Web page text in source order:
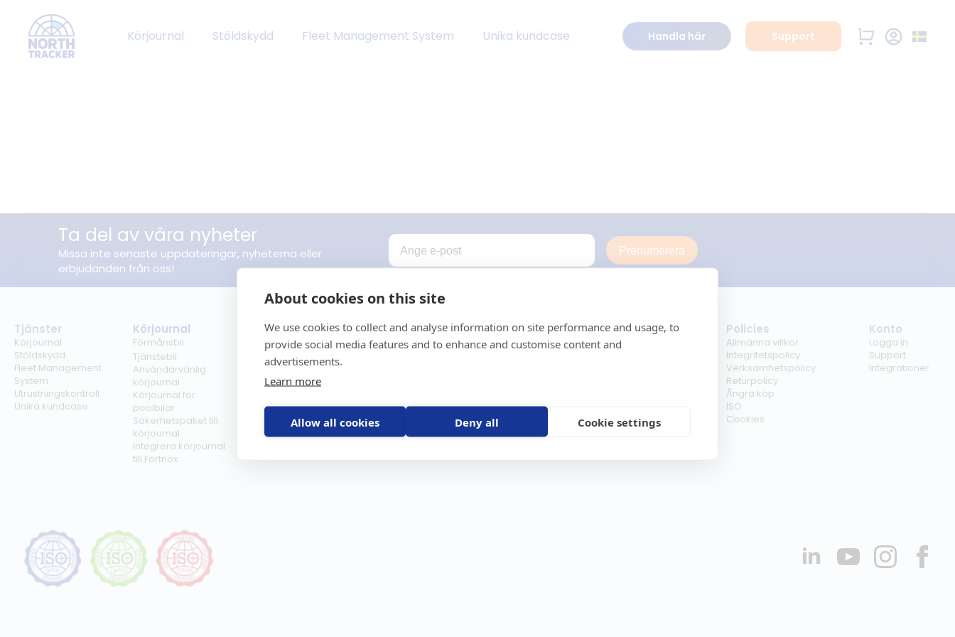
About cookies on this site
We use cookies to collect and analyse information on site performance and usage, to
provide social media features and to enhance and customise content and
advertisements.
Learn more
Allow all cookies Deny all Cookie settings
Körjournal Stöldskydd Fleet Management System Unika kundcase Handla här Support
Ta del av våra nyheter
Missa inte senaste uppdateringar, nyheterna eller
erbjudanden från oss!
Prenumerera
Tjänster
Körjournal
Stöldskydd
Fleet Management
System
Utrustningskontroll
Unika kundcase
Körjournal
Förmånsbil
Tjänstebil
Användarvänlig
körjournal
Körjournal för
poolbilar
Säkerhetspaket till
körjournal
Integrera körjournal
till Fortnox
Regelverk
Milersättning
Regler för tjänstebil
Regler för
förmånsbil
GPS-trackers
Scout 2.0
Stöldskydd
Båt
Åkgräsklippare
Moped
Vattenskoter
Företag
Om oss
Policies
Allmänna villkor
Integritetspolicy
Verksamhetspolicy
Returpolicy
Ångra köp
ISO
Cookies
Konto
Logga in
Support
Integrationer